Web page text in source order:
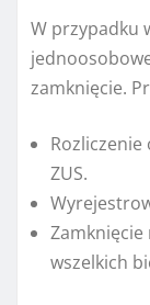
W przypadku
zamknięcie.
ZUS.
wszelkich